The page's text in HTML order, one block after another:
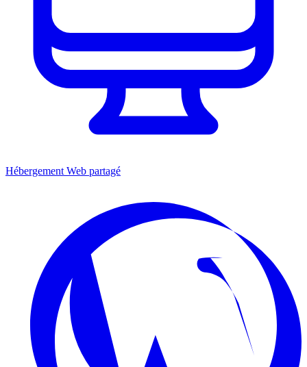
Hébergement Web partagé